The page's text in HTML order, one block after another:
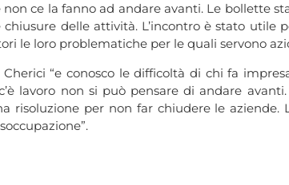
ce la fanno ad andare avanti. Le bollette
delle attività. L’incontro è stato
le loro problematiche per le quali servono
“e conosco le difficoltà di chi fa
lavoro non si può pensare di andare
risoluzione per non far chiudere le aziende.